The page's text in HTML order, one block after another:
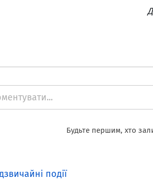
Будьте першим, хто
події